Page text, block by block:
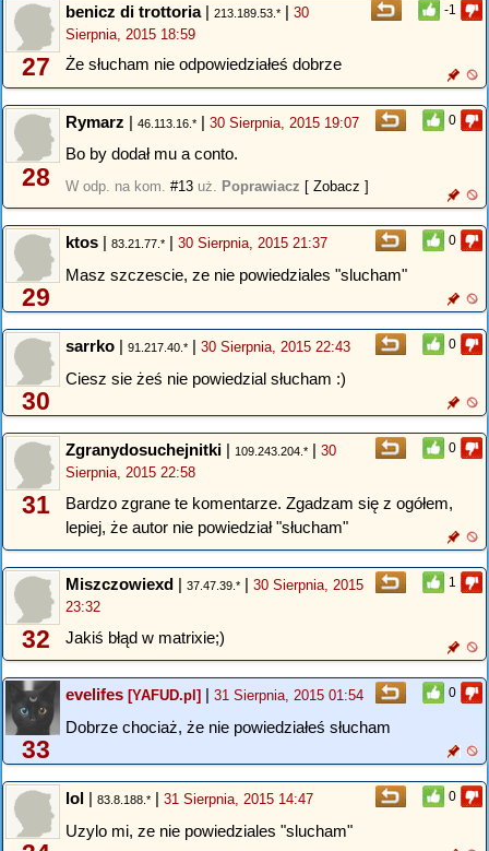
-1
27
benicz di trottoria| 213.189.53.* | 30
Sierpnia, 2015 18:59
Że słucham nie odpowiedziałeś dobrze
0
28
Rymarz | 46.113.16.* | 30 Sierpnia, 2015 19:07
Bo by dodał mu a conto.
W odp. na kom. #13 uż. Poprawiacz [ Zobacz ]
0
29
ktos | 83.21.77.* | 30 Sierpnia, 2015 21:37
Masz szczescie, ze nie powiedziales "slucham"
0
30
sarrko | 91.217.40.* | 30 Sierpnia, 2015 22:43
Ciesz sie żeś nie powiedzial słucham :)
0
31
Zgranydosuchejnitki | 109.243.204.* | 30
Sierpnia, 2015 22:58
Bardzo zgrane te komentarze. Zgadzam się z ogółem,
lepiej, że autor nie powiedział "słucham"
1
32
Miszczowiexd | 37.47.39.* | 30 Sierpnia, 2015
23:32
Jakiś błąd w matrixie;)
0
33
evelifes [YAFUD.pl] | 31 Sierpnia, 2015 01:54
Dobrze chociaż, że nie powiedziałeś słucham
0
lol | 83.8.188.* | 31 Sierpnia, 2015 14:47
Uzylo mi, ze nie powiedziales "slucham"